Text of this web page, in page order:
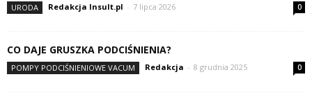
URODA Redakcja Insult.pl - 7 lipca 2026 0
CO DAJE GRUSZKA PODCIŚNIENIA?
POMPY PODCIŚNIENIOWE VACUM Redakcja - 8 grudnia 2025 0